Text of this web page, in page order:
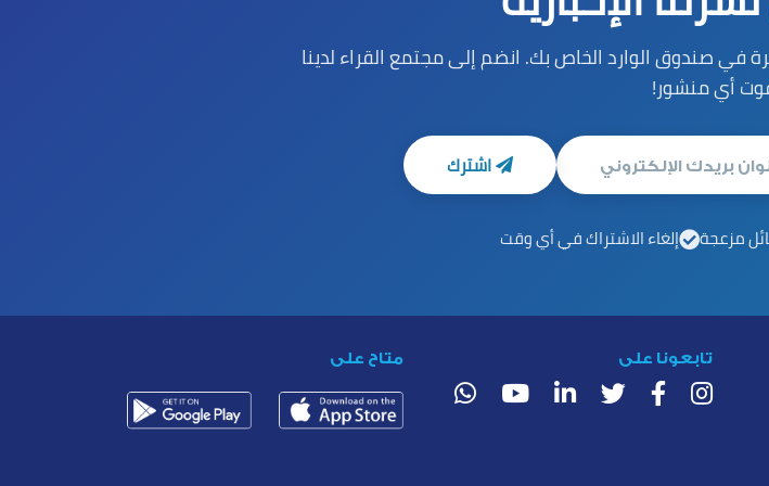
في صندوق الوارد الخاص بك. انضم إلى مجتمع القراء لدينا
أي منشور!
اشترك
مزعجة إلغاء الاشتراك في أي وقت
تابعونا على متاح على